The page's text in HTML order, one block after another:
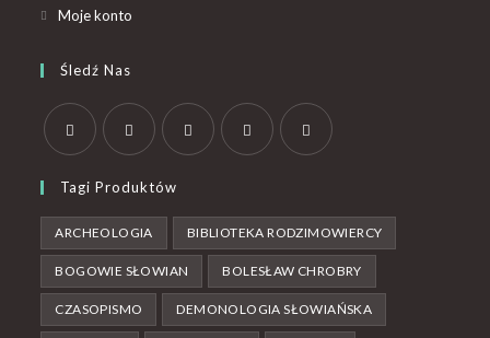
Moje konto
Śledź Nas
Tagi Produktów
ARCHEOLOGIA BIBLIOTEKA RODZIMOWIERCY
BOGOWIE SŁOWIAN BOLESŁAW CHROBRY
CZASOPISMO DEMONOLOGIA SŁOWIAŃSKA